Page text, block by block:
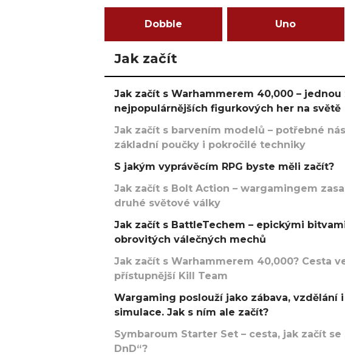
Dobble Uno
Jak začít
Jak začít s Warhammerem 40,000 – jednou
nejpopulárnějších figurkových her na světě
Jak začít s barvením modelů – potřebné
základní poučky i pokročilé techniky
S jakým vyprávěcím RPG byste měli začít?
Jak začít s Bolt Action – wargamingem
druhé světové války
Jak začít s BattleTechem – epickými
obrovitých válečných mechů
Jak začít s Warhammerem 40,000? Cesta
přístupnější Kill Team
Wargaming poslouží jako zábava, vzdělání
simulace. Jak s ním ale začít?
Symbaroum Starter Set – cesta, jak začít se
DnD“?